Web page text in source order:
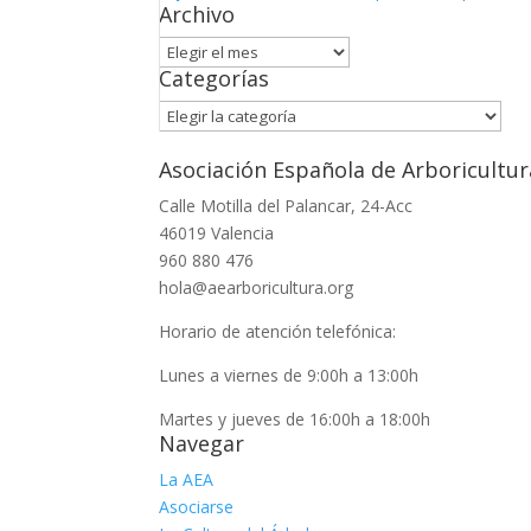
Archivo
Archivo
Categorías
Categorías
Asociación Española de
Calle Motilla del Palancar, 24-Acc
46019 Valencia
960 880 476
hola@aearboricultura.org
Horario de atención telefónica:
Lunes a viernes de 9:00h a 13:00h
Martes y jueves de 16:00h a 18:00h
Navegar
La AEA
Asociarse